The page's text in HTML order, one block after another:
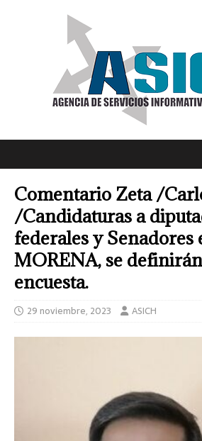
Comentario Zeta /
/Candidaturas a
federales y Senadores
MORENA, se
encuesta.
29 noviembre, 2023 ASICH